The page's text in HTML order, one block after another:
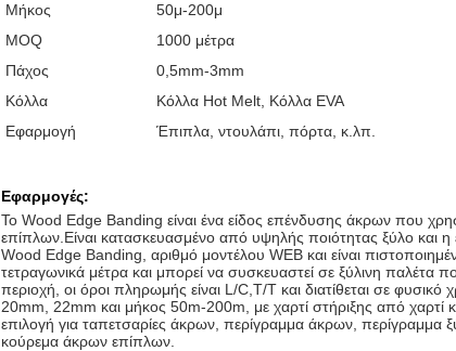
Μήκος
50μ-200μ
MOQ
1000 μέτρα
Πάχος
0,5mm-3mm
Κόλλα
Κόλλα Hot Melt, Κόλλα EVA
Εφαρμογή
Έπιπλα, ντουλάπι, πόρτα, κ.λπ.
Εφαρμογές:
Το Wood Edge Banding είναι ένα είδος επένδυσης άκρων που
επίπλων.Είναι κατασκευασμένο από υψηλής ποιότητας ξύλο και η
Wood Edge Banding, αριθμό μοντέλου WEB και είναι
τετραγωνικά μέτρα και μπορεί να συσκευαστεί σε ξύλινη παλέτα
περιοχή, οι όροι πληρωμής είναι L/C,T/T και διατίθεται σε
20mm, 22mm και μήκος 50m-200m, με χαρτί στήριξης από χαρτί
επιλογή για ταπετσαρίες άκρων, περίγραμμα άκρων, περίγραμμα
κούρεμα άκρων επίπλων.